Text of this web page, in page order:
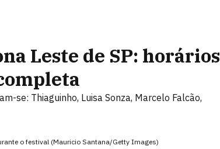
Leste de SP: horários
se: Thiaguinho, Luisa Sonza, Marcelo Falcão,
o festival (Mauricio Santana/Getty Images)